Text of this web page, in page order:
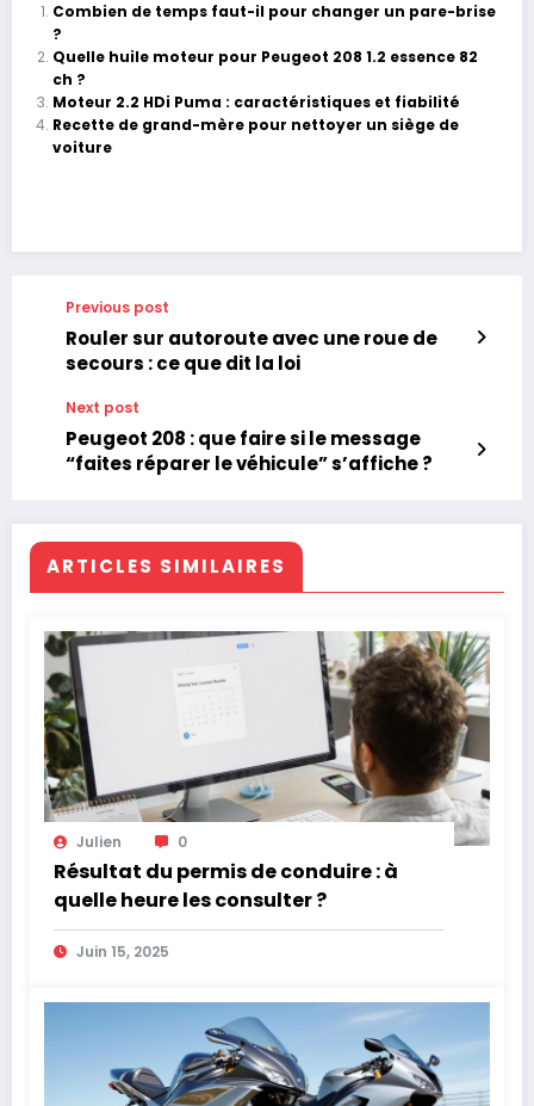
Combien de temps faut-il pour changer un pare-brise
?
Quelle huile moteur pour Peugeot 208 1.2 essence 82
ch ?
Moteur 2.2 HDi Puma : caractéristiques et fiabilité
Recette de grand-mère pour nettoyer un siège de
voiture
Previous post
Rouler sur autoroute avec une roue de
secours : ce que dit la loi
Next post
Peugeot 208 : que faire si le message
“faites réparer le véhicule” s’affiche ?
ARTICLES SIMILAIRES
Julien 0
Résultat du permis de conduire : à
quelle heure les consulter ?
Juin 15, 2025